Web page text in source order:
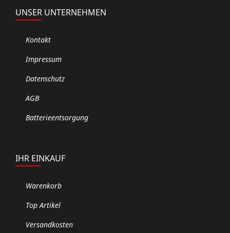
UNSER UNTERNEHMEN
Kontakt
Impressum
Datenschutz
AGB
Batterieentsorgung
IHR EINKAUF
Warenkorb
Top Artikel
Versandkosten